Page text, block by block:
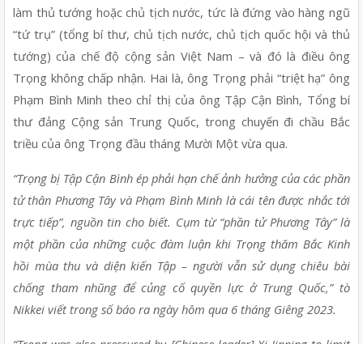
làm thủ tướng hoặc chủ tịch nước, tức là đứng vào hàng ngũ
“tứ trụ” (tổng bí thư, chủ tịch nước, chủ tịch quốc hội và thủ
tướng) của chế độ cộng sản Việt Nam – và đó là điều ông
Trọng không chấp nhận. Hai là, ông Trọng phải “triệt hạ” ông
Phạm Bình Minh theo chỉ thị của ông Tập Cận Bình, Tổng bí
thư đảng Cộng sản Trung Quốc, trong chuyến đi chầu Bắc
triều của ông Trọng đầu tháng Mười Một vừa qua.
“Trọng bị Tập Cận Bình ép phải hạn chế ảnh hưởng của các phần
tử thân Phương Tây và Phạm Bình Minh là cái tên được nhắc tới
trực tiếp”, nguồn tin cho biết. Cụm từ “phần tử Phương Tây” là
một phần của những cuộc đàm luận khi Trọng thăm Bắc Kinh
hồi mùa thu và diện kiến Tập – người vẫn sử dụng chiêu bài
chống tham nhũng để củng cố quyền lực ở Trung Quốc,” tờ
Nikkei viết trong số báo ra ngày hôm qua 6 tháng Giêng 2023.